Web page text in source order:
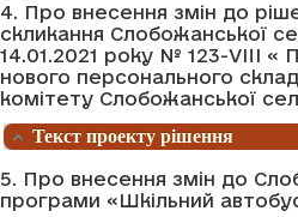
4. Про внесення змін до
скликання Слобожанської
14.01.2021 року № 123-VIII «
нового персонального
комітету Слобожанської
Текст проекту рішення
5. Про внесення змін до
програми «Шкільний